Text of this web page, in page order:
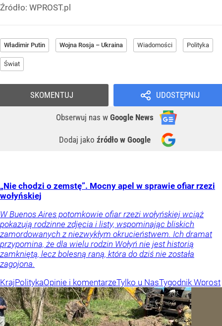
Źródło: WPROST.pl
Władimir Putin Wojna Rosja – Ukraina Wiadomości Polityka
Świat
UDOSTĘPNIJ
Obserwuj nas w Google News
Dodaj jako źródło w Google
SKOMENTUJ
„Nie chodzi o zemstę”. Mocny apel w sprawie ofiar rzezi
wołyńskiej
W Buenos Aires potomkowie ofiar rzezi wołyńskiej wciąż
pokazują rodzinne zdjęcia i listy, wspominając bliskich
zamordowanych z niezwykłym okrucieństwem. Ich dramat
przypomina, że dla wielu rodzin Wołyń nie jest historią
zamkniętą, lecz bolesną raną, która do dziś nie została
zagojona.
KrajPolitykaOpinie i komentarzeTylko u NasTygodnik Wprost